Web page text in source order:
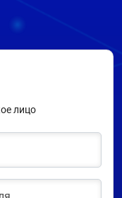
лицо